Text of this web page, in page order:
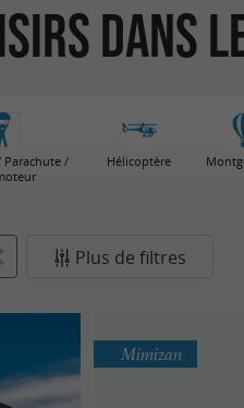
dans
Parachute /
Hélicoptère
Plus de filtres
Mimizan